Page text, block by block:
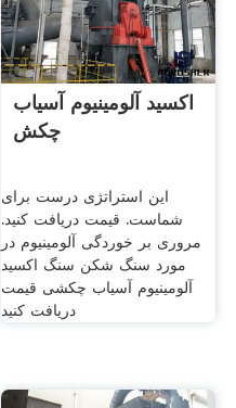
اکسید آلومینیوم آسیاب
چکش
این استراتژی درست برای
شماست. قیمت دریافت کنید.
مروری بر خوردگی آلومینیوم در
مورد سنگ شکن سنگ اکسید
آلومینیوم آسیاب چکشی قیمت
دریافت کنید